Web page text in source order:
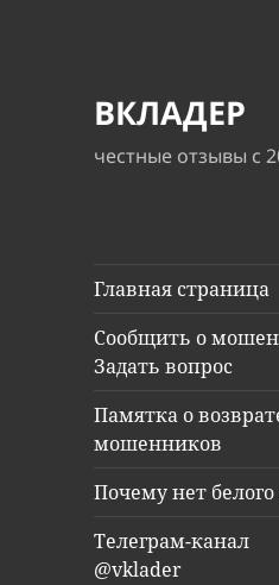
ВКЛАДЕР
честные отзывы с
Главная страница
Сообщить о
Задать вопрос
Памятка о
мошенников
Почему нет
Телеграм-канал
@vklader